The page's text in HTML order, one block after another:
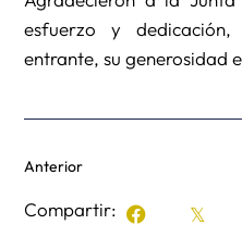
esfuerzo y
entrante, su generosidad
Anterior
Compartir: